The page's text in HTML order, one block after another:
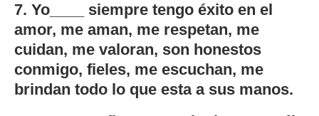
7. Yo____ siempre tengo éxito en el
amor, me aman, me respetan, me
cuidan, me valoran, son honestos
conmigo, fieles, me escuchan, me
brindan todo lo que esta a sus manos.